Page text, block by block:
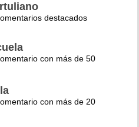
destacados
con más de 50
con más de 20